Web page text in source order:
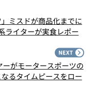
ミスドが商品化までに
ライターが実食レポー
ーがモータースポーツの
るタイムピースをロー